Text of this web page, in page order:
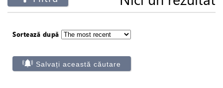
Sortează după
Salvați această căutare